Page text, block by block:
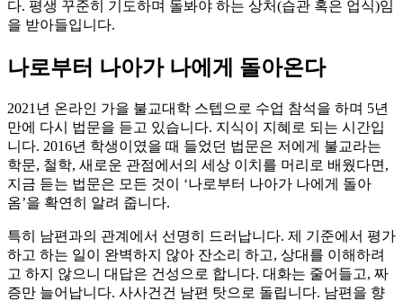
다. 평생 꾸준히 기도하며 돌봐야 하는 상처(습관 혹은 업식)임
을 받아들입니다.
나로부터 나아가 나에게 돌아온다
2021년 온라인 가을 불교대학 스텝으로 수업 참석을 하며 5년
만에 다시 법문을 듣고 있습니다. 지식이 지혜로 되는 시간입
니다. 2016년 학생이였을 때 들었던 법문은 저에게 불교라는
학문, 철학, 새로운 관점에서의 세상 이치를 머리로 배웠다면,
지금 듣는 법문은 모든 것이 ‘나로부터 나아가 나에게 돌아
옴’을 확연히 알려 줍니다.
특히 남편과의 관계에서 선명히 드러납니다. 제 기준에서 평가
하고 하는 일이 완벽하지 않아 잔소리 하고, 상대를 이해하려
고 하지 않으니 대답은 건성으로 합니다. 대화는 줄어들고, 짜
증만 늘어납니다. 사사건건 남편 탓으로 돌립니다. 남편을 향